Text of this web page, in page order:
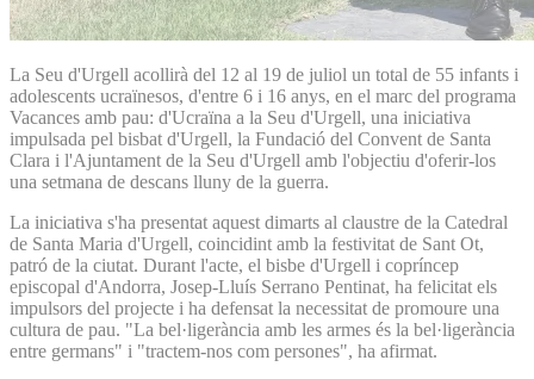
La Seu d'Urgell acollirà del 12 al 19 de juliol un total de 55 infants i
adolescents ucraïnesos, d'entre 6 i 16 anys, en el marc del programa
Vacances amb pau: d'Ucraïna a la Seu d'Urgell, una iniciativa
impulsada pel bisbat d'Urgell, la Fundació del Convent de Santa
Clara i l'Ajuntament de la Seu d'Urgell amb l'objectiu d'oferir-los
una setmana de descans lluny de la guerra.
La iniciativa s'ha presentat aquest dimarts al claustre de la Catedral
de Santa Maria d'Urgell, coincidint amb la festivitat de Sant Ot,
patró de la ciutat. Durant l'acte, el bisbe d'Urgell i copríncep
episcopal d'Andorra, Josep-Lluís Serrano Pentinat, ha felicitat els
impulsors del projecte i ha defensat la necessitat de promoure una
cultura de pau. "La bel·ligerància amb les armes és la bel·ligerància
entre germans" i "tractem-nos com persones", ha afirmat.